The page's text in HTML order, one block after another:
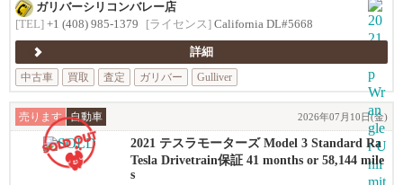
ガリバーシリコンバレー店
[TEL] +1 (408) 985-1379 [ライセンス] California DL#5668
詳細
中古車
買取 査定 ガリバー Gulliver
売ります 自動車 2026年07月10日(金)
2021 テスラモーターズ Model 3 Standard Ra
nge Plus
Tesla Drivetrain保証 41 months or 58,144 mile
s